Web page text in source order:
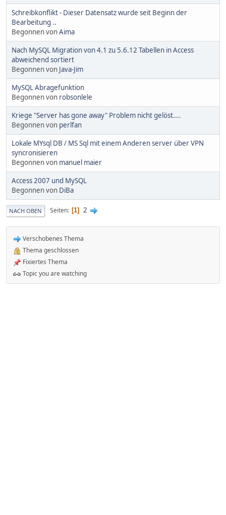
Schreibkonflikt - Dieser Datensatz wurde seit Beginn der
Bearbeitung ..
Begonnen vonAima
Nach MySQL Migration von 4.1 zu 5.6.12 Tabellen in Access
abweichend sortiert
Begonnen von Java-Jim
MySQL Abragefunktion
Begonnen von robsonlele
Kriege "Server has gone away" Problem nicht gelöst....
Begonnen von perlfan
Lokale MYsql DB / MS Sql mit einem Anderen server über VPN
syncronisieren
Begonnen von manuel maier
Access 2007 und MySQL
Begonnen von DiBa
NACH OBEN Seiten 1 2
Verschobenes Thema
Thema geschlossen
Fixiertes Thema
Topic you are watching